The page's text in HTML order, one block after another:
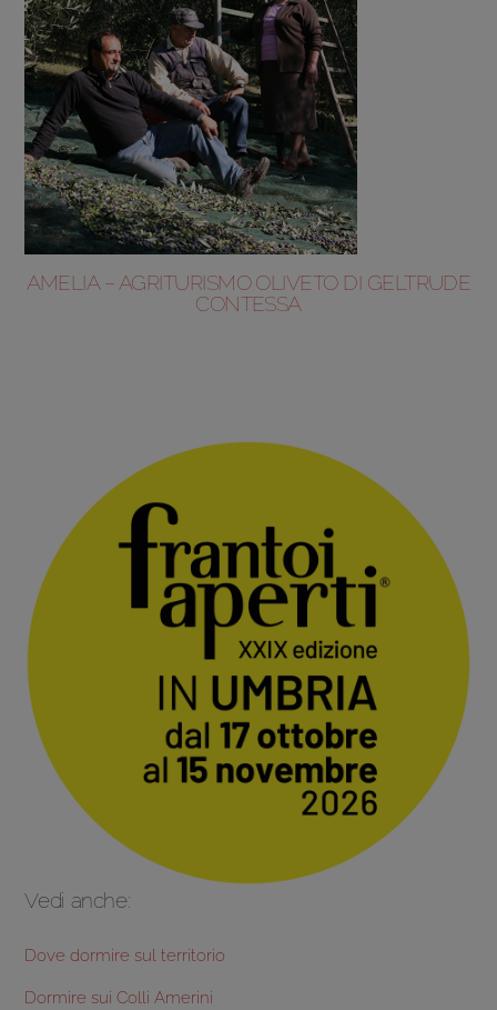
AMELIA – AGRITURISMO OLIVETO DI GELTRUDE
CONTESSA
Vedi anche:
Dove dormire sul territorio
Dormire sui Colli Amerini